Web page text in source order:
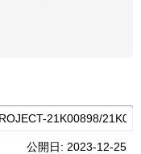
公開日: 2023-12-25